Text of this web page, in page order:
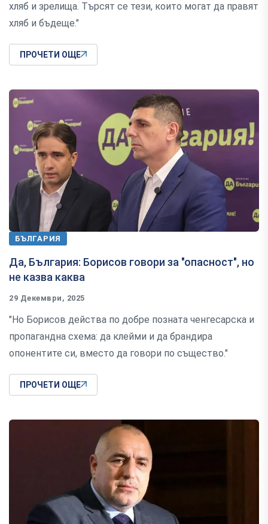
хляб и зрелища. Търсят се тези, които могат да правят
хляб и бъдеще."
ПРОЧЕТИ ОЩЕ
БЪЛГАРИЯ
Да, България: Борисов говори за "опасност", но
не казва каква
29 Декември, 2025
"Но Борисов действа по добре позната ченгесарска и
пропагандна схема: да клейми и да брандира
опонентите си, вместо да говори по същество."
ПРОЧЕТИ ОЩЕ